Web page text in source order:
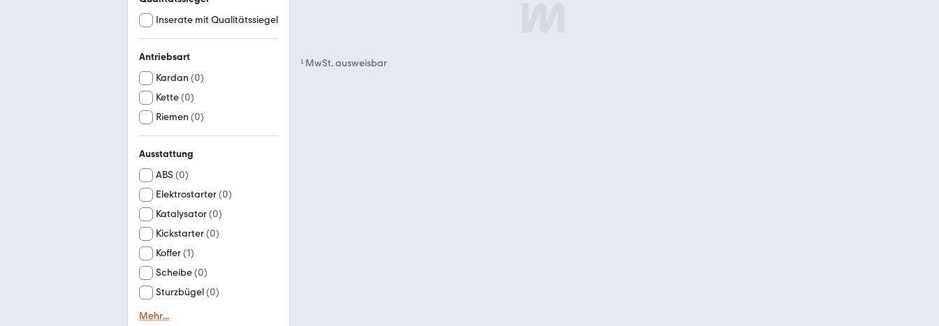
Inserate mit Qualitätssiegel
Antriebsart
Kardan (0)
Kette(0)
Riemen (0)
Ausstattung
ABS (0)
Elektrostarter(0)
Katalysator(0)
Kickstarter(0)
Koffer(1)
Scheibe(0)
Sturzbügel(0)
Mehr...
¹MwSt. ausweisbar